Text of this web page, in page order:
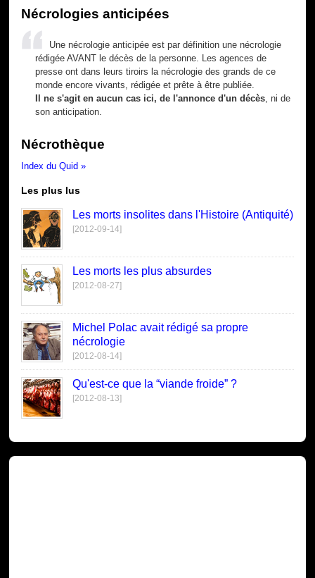
Nécrologies anticipées
Une nécrologie anticipée est par définition une nécrologie
rédigée AVANT le décès de la personne. Les agences de
presse ont dans leurs tiroirs la nécrologie des grands de ce
monde encore vivants, rédigée et prête à être publiée.
Il ne s'agit en aucun cas ici, de l'annonce d'un décès , ni de
son anticipation.
Nécrothèque
Index du Quid »
Les plus lus
Les morts insolites dans l'Histoire (Antiquité)
[2012-09-14]
Les morts les plus absurdes
[2012-08-27]
Michel Polac avait rédigé sa propre
nécrologie
[2012-08-14]
Qu'est-ce que la “viande froide” ?
[2012-08-13]